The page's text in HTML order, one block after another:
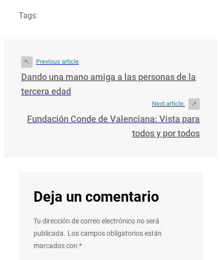
Tags:
Previous article
Dando una mano amiga a las personas de la
tercera edad
Next article
Fundación Conde de Valenciana: Vista para
todos y por todos
Deja un comentario
Tu dirección de correo electrónico no será
publicada. Los campos obligatorios están
marcados con *